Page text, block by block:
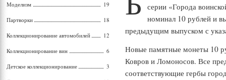
серии «Города
номинал 10 рублей и
предыдущим выпуском с
Новые памятные монеты 10
Ковров и Ломоносов. Все
соответствующие гербы
Моделизм 19
Партворки 18
Коллекционирование автомобилей 12
Коллекционирование вин 6
Детское коллекционирование 3